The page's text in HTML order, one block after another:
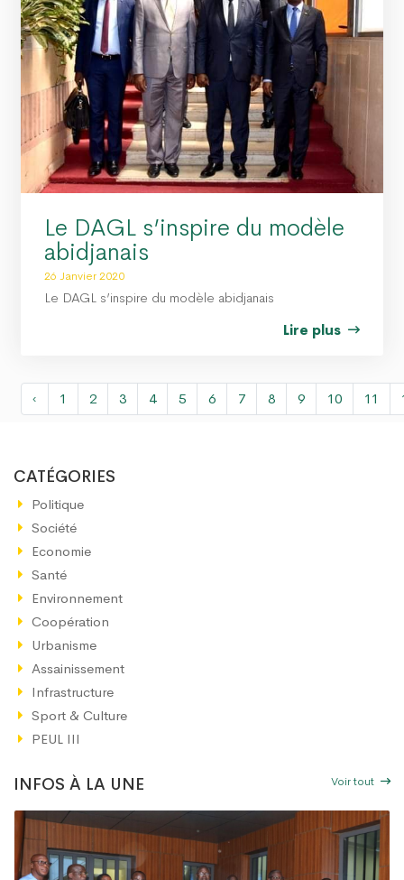
Le DAGL s’inspire du modèle
abidjanais
26 Janvier 2020
Le DAGL s’inspire du modèle abidjanais
Lire plus
‹ 1 2 3 4 5 6 7 8 9 10 11
CATÉGORIES
Politique
Société
Economie
Santé
Environnement
Coopération
Urbanisme
Assainissement
Infrastructure
Sport & Culture
PEUL III
INFOS À LA UNE Voir tout